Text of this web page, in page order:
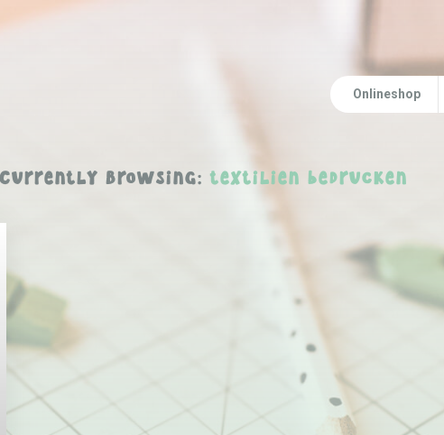
Onlineshop
Currently Browsing: textilien bedrucken